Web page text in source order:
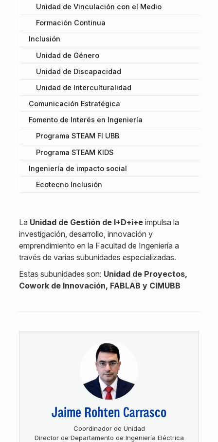
Unidad de Vinculación con el Medio
Formación Continua
Inclusión
Unidad de Género
Unidad de Discapacidad
Unidad de Interculturalidad
Comunicación Estratégica
Fomento de Interés en Ingeniería
Programa STEAM FI UBB
Programa STEAM KIDS
Ingeniería de impacto social
Ecotecno Inclusión
La Unidad de Gestión de I+D+i+e impulsa la
investigación, desarrollo, innovación y
emprendimiento en la Facultad de Ingeniería a
través de varias subunidades especializadas.
Estas subunidades son: Unidad de Proyectos,
Cowork de Innovación, FABLAB y CIMUBB
Jaime Rohten Carrasco
Coordinador de Unidad
Director de Departamento de Ingeniería Eléctrica